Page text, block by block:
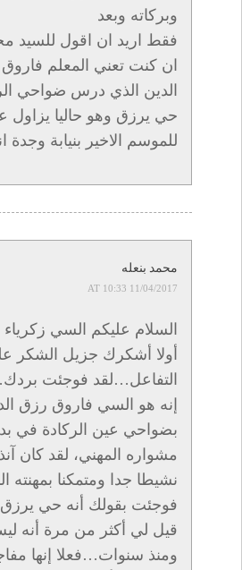
وبركاته وبعد
فقط اريد ان اقول للسيد
ان كنت تعني المعلم
الدين الذي درس ضواحي
حي يرزق وهو حاليا يزاول
للموسم الاخير بنيابة وجدة
محمد بنعله
11/04/2017 AT 10:33
السلام عليكم السي زكرياء
أولا أشكرك جزيل الشكر
التفاعل…لقد فوجئت
إنه هو السي فاروق رزق
بضواحي عين الركادة في
مشواره المهني، لقد كان
نشيطا جدا ومتمكنا بمهنته
فوجئت بقولك أنه حي
قيل لي أكثر من مرة أنه
ومنذ سنوات…فعلا إنها